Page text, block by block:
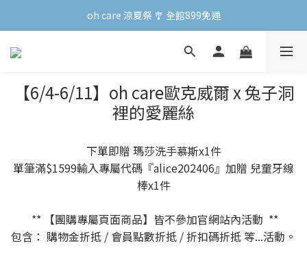
oh care 涼夏祭 🎐 全館899免運
oh care 涼夏祭 🎐 全館899免運
會員專屬 | 點數兌換禮新上線！
【6/4-6/11】oh care歐克威爾 x 兔子洞
裡的愛麗絲
下單即贈 瑪莎洗手慕斯x1件
單筆滿$1599輸入專屬代碼『alice202406』加贈 兒童牙線
棒x1件
** 【團購專屬頁面商品】皆不參加官網站內活動 **
包含： 購物金折抵 / 會員點數折抵 / 折扣碼折抵 等...活動。